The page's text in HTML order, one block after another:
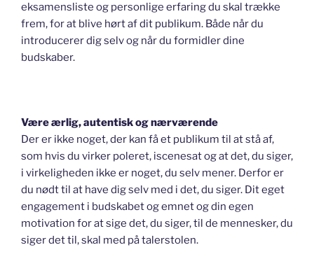
eksamensliste og personlige erfaring du skal trække
frem, for at blive hørt af dit publikum. Både når du
introducerer dig selv og når du formidler dine
budskaber.
Være ærlig, autentisk og nærværende
Der er ikke noget, der kan få et publikum til at stå af,
som hvis du virker poleret, iscenesat og at det, du siger,
i virkeligheden ikke er noget, du selv mener. Derfor er
du nødt til at have dig selv med i det, du siger. Dit eget
engagement i budskabet og emnet og din egen
motivation for at sige det, du siger, til de mennesker, du
siger det til, skal med på talerstolen.